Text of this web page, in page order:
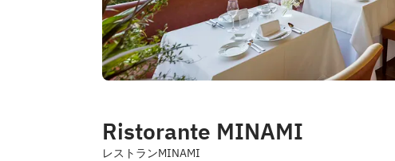
Ristorante MINAMI
レストランMINAMI